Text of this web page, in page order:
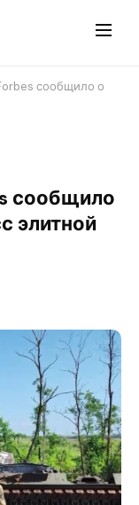
сообщило о
сообщило
элитной